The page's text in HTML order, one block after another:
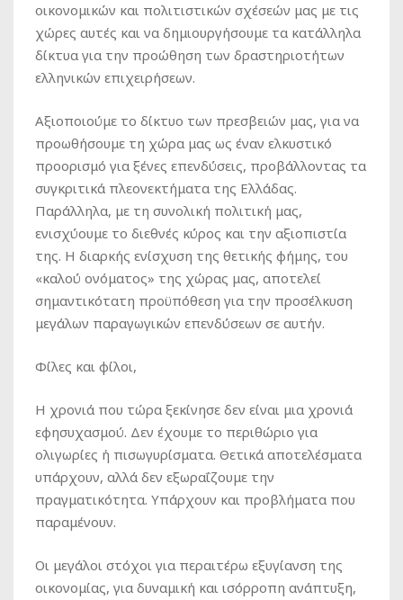
οικονομικών και πολιτιστικών σχέσεών μας με τις
χώρες αυτές και να δημιουργήσουμε τα κατάλληλα
δίκτυα για την προώθηση των δραστηριοτήτων
ελληνικών επιχειρήσεων.
Αξιοποιούμε το δίκτυο των πρεσβειών μας, για να
προωθήσουμε τη χώρα μας ως έναν ελκυστικό
προορισμό για ξένες επενδύσεις, προβάλλοντας τα
συγκριτικά πλεονεκτήματα της Ελλάδας.
Παράλληλα, με τη συνολική πολιτική μας,
ενισχύουμε το διεθνές κύρος και την αξιοπιστία
της. Η διαρκής ενίσχυση της θετικής φήμης, του
«καλού ονόματος» της χώρας μας, αποτελεί
σημαντικότατη προϋπόθεση για την προσέλκυση
μεγάλων παραγωγικών επενδύσεων σε αυτήν.
Φίλες και φίλοι,
Η χρονιά που τώρα ξεκίνησε δεν είναι μια χρονιά
εφησυχασμού. Δεν έχουμε το περιθώριο για
ολιγωρίες ή πισωγυρίσματα. Θετικά αποτελέσματα
υπάρχουν, αλλά δεν εξωραΐζουμε την
πραγματικότητα. Υπάρχουν και προβλήματα που
παραμένουν.
Οι μεγάλοι στόχοι για περαιτέρω εξυγίανση της
οικονομίας, για δυναμική και ισόρροπη ανάπτυξη,